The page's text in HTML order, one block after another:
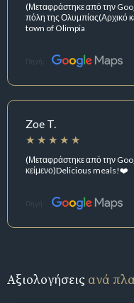
(Μεταφράστηκε από την
πόλη της Ολυμπίας(Αρχικό
town of Olimpia
Πηγή:
Zoe T.
(Μεταφράστηκε από την
κείμενο)Delicious meals!❤️
Πηγή:
Αξιολογήσεις ανά